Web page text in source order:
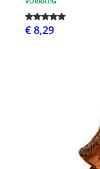
€ 8,29